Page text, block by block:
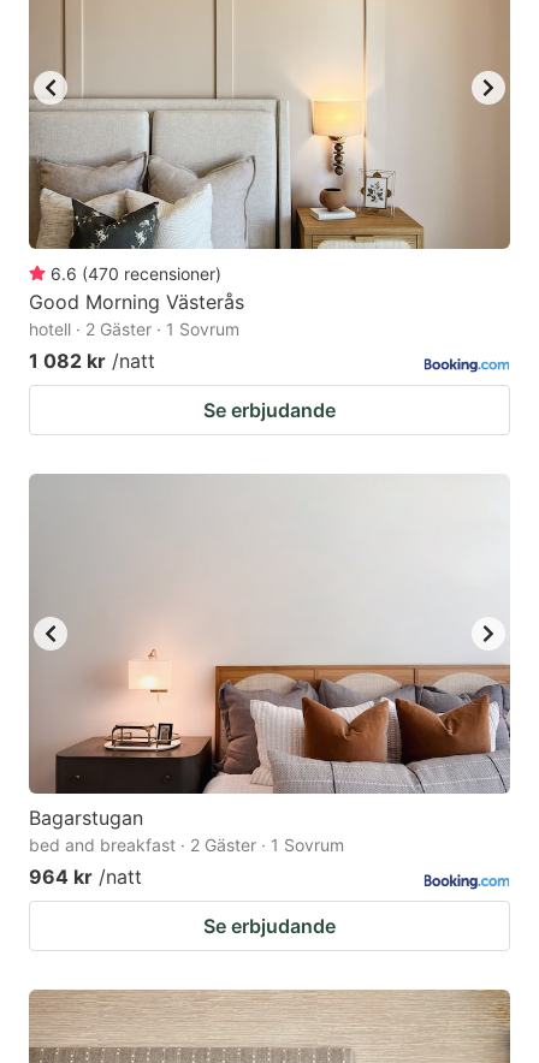
6.6 (470 recensioner)
Good Morning Västerås
hotell · 2 Gäster · 1 Sovrum
1 082 kr /natt
Se erbjudande
Bagarstugan
bed and breakfast · 2 Gäster · 1 Sovrum
964 kr /natt
Se erbjudande